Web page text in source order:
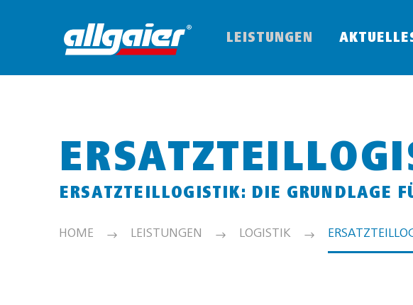
LEISTUNGEN
ERSATZTEILLOGISTIK: DIE GRUNDLAGE
HOME LEISTUNGEN LOGISTIK